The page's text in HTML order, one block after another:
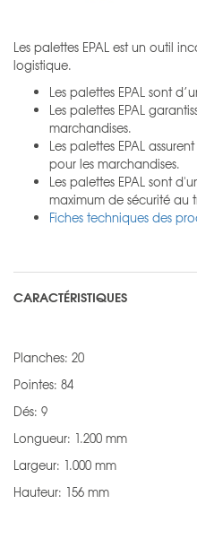
Les palettes EPAL est un outil
logistique.
Les palettes EPAL sont
Les palettes EPAL
marchandises.
Les palettes EPAL
pour les marchandises.
Les palettes EPAL sont
maximum de sécurité au
Fiches techniques des
CARACTÉRISTIQUES
Planches: 20
Pointes: 84
Dés: 9
Longueur: 1.200 mm
Largeur: 1.000 mm
Hauteur: 156 mm